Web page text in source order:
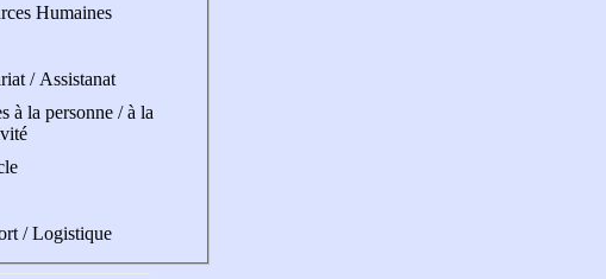
Humaines
/ Assistanat
à la personne / à la
/ Logistique